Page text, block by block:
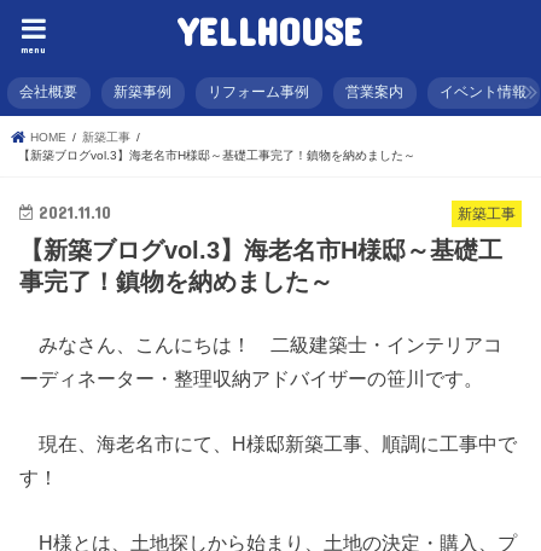
YELLHOUSE
menu
会社概要 新築事例 リフォーム事例 営業案内 イベント情報
HOME
新築工事
【新築ブログvol.3】海老名市H様邸～基礎工事完了！鎮物を納めました～
新築工事
2021.11.10
【新築ブログvol.3】海老名市H様邸～基礎工
事完了！鎮物を納めました～
みなさん、こんにちは！ 二級建築士・インテリアコ
ーディネーター・整理収納アドバイザーの笹川です。
現在、海老名市にて、H様邸新築工事、順調に工事中で
す！
H様とは、土地探しから始まり、土地の決定・購入、プ